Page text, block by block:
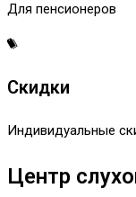
Для пенсионеров
Скидки
Индивидуальные
Центр